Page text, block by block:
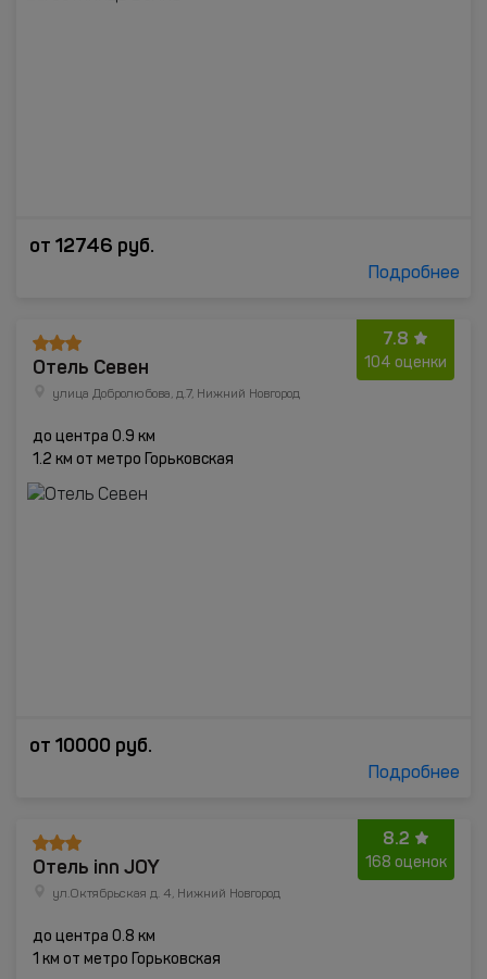
от 12746 руб.
Подробнее
7.8
104 оценки
Отель Севен
улица Добролюбова, д.7, Нижний Новгород
до центра 0.9 км
1.2 км от метро Горьковская
от 10000 руб.
Подробнее
8.2
168 оценок
Отель inn JOY
ул.Октябрьская д. 4, Нижний Новгород
до центра 0.8 км
1 км от метро Горьковская